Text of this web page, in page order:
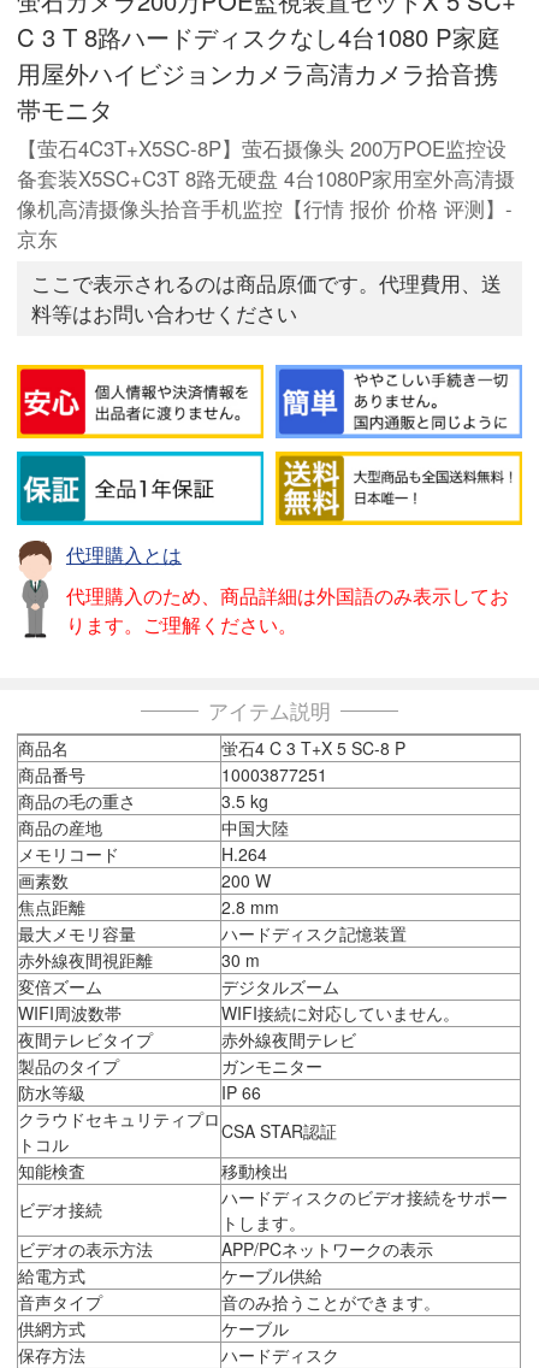
C 3 T 8路ハードディスクなし4台1080 P家庭
用屋外ハイビジョンカメラ高清カメラ拾音携
帯モニタ
【萤石4C3T+X5SC-8P】萤石摄像头 200万POE监控设
备套装X5SC+C3T 8路无硬盘 4台1080P家用室外高清摄
像机高清摄像头拾音手机监控【行情 报价 价格 评测】-
京东
ここで表示されるのは商品原価です。代理費用、送
料等はお問い合わせください
代理購入とは
代理購入のため、商品詳細は外国語のみ表示してお
ります。ご理解ください。
アイテム説明
商品名
蛍石4 C 3 T+X 5 SC-8 P
商品番号
10003877251
商品の毛の重さ
3.5 kg
商品の産地
中国大陸
メモリコード
H.264
画素数
200 W
焦点距離
2.8 mm
最大メモリ容量
ハードディスク記憶装置
赤外線夜間視距離
30 m
変倍ズーム
デジタルズーム
WIFI周波数帯
WIFI接続に対応していません。
夜間テレビタイプ
赤外線夜間テレビ
製品のタイプ
ガンモニター
防水等級
IP 66
クラウドセキュリティプロ
トコル
CSA STAR認証
知能検査
移動検出
ビデオ接続
ハードディスクのビデオ接続をサポー
トします。
ビデオの表示方法
APP/PCネットワークの表示
給電方式
ケーブル供給
音声タイプ
音のみ拾うことができます。
供網方式
ケーブル
保存方法
ハードディスク